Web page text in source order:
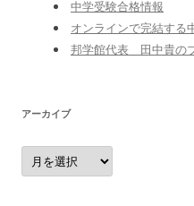
中学受験合格情報
オンラインで完結す
邦学館代表 田中貴の
アーカイブ
ア
ー
カ